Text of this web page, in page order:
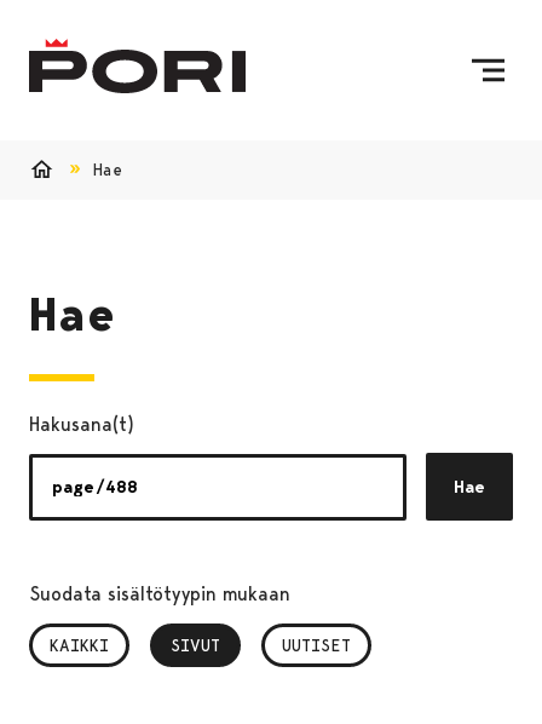
Hae
Hae
Hakusana(t)
Hae
Suodata sisältötyypin mukaan
KAIKKI SIVUT
, VALITTU UUTISET